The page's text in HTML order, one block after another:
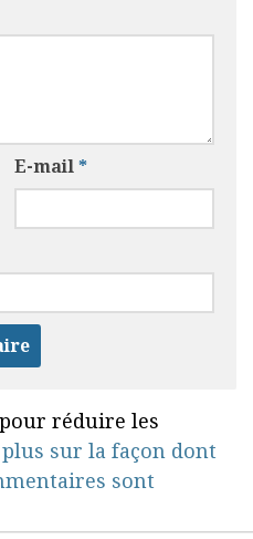
E-mail *
réduire les
sur la façon dont
sont